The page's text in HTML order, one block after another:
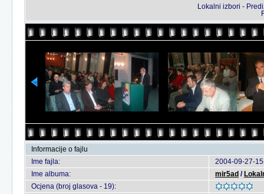
Lokalni izbori -
Informacije o fajlu
Ime fajla:
2004-09-27-
Ime albuma:
mir5ad /
Ocjena (broj glasova - 19):